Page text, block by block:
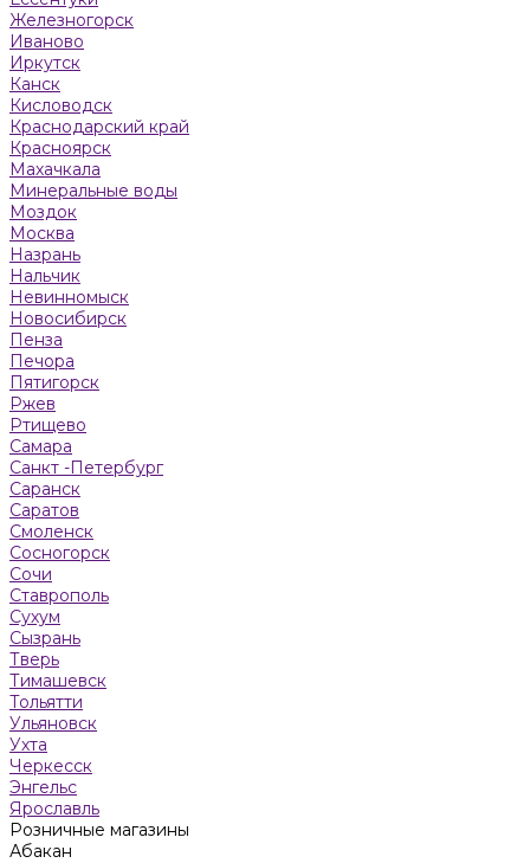
Железногорск
Иваново
Иркутск
Канск
Кисловодск
Краснодарский край
Красноярск
Махачкала
Минеральные воды
Моздок
Москва
Назрань
Нальчик
Невинномыск
Новосибирск
Пенза
Печора
Пятигорск
Ржев
Ртищево
Самара
Санкт -Петербург
Саранск
Саратов
Смоленск
Сосногорск
Сочи
Ставрополь
Сухум
Сызрань
Тверь
Тимашевск
Тольятти
Ульяновск
Ухта
Черкесск
Энгельс
Ярославль
Розничные магазины
Абакан